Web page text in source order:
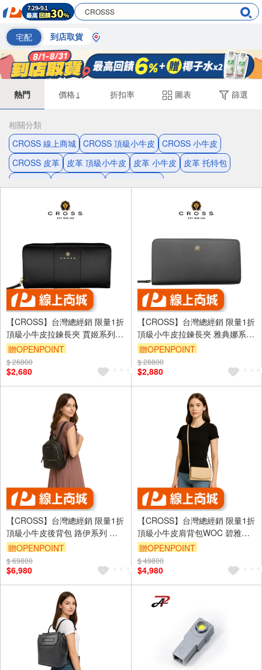
宅配 到店取貨
熱門 價格↓ 折扣率 圖表 篩選
相關分類
CROSS 線上商城 CROSS 頂級小牛皮
CROSS 小牛皮
CROSS 皮革
皮革 頂級小牛皮 皮革 小牛皮
皮革 托特包
【CROSS】台灣總經銷 限量1折
頂級小牛皮拉鍊長夾 賈姬系列
全新專櫃展示品(黑色 送禮盒提
袋)
贈OPENPOINT
$ 26800
$2,680
【CROSS】台灣總經銷 限量1折
頂級小牛皮拉鍊長夾 雅典娜系列
全新專櫃展示品(大象灰 送禮盒
提袋)
贈OPENPOINT
$ 28800
$2,880
【CROSS】台灣總經銷 限量1折
頂級小牛皮後背包 路伊系列 全
新專櫃展示品
贈OPENPOINT
$ 69800
$6,980
【CROSS】台灣總經銷 限量1折
頂級小牛皮肩背包WOC 碧雅系
列 全新專櫃展示品(米色)
贈OPENPOINT
$ 49800
$4,980